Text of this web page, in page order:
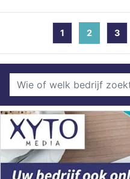
1 2(current)
3